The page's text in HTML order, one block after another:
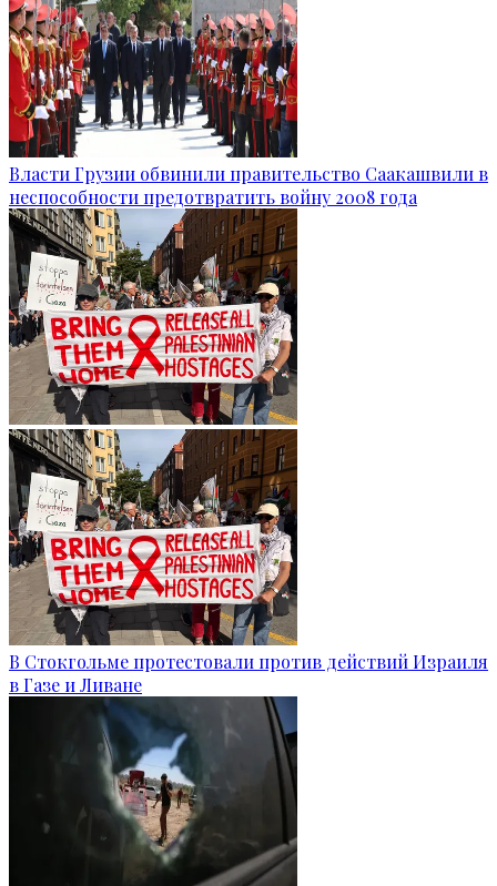
Власти Грузии обвинили правительство Саакашвили в
неспособности предотвратить войну 2008 года
В Стокгольме протестовали против действий Израиля
в Газе и Ливане